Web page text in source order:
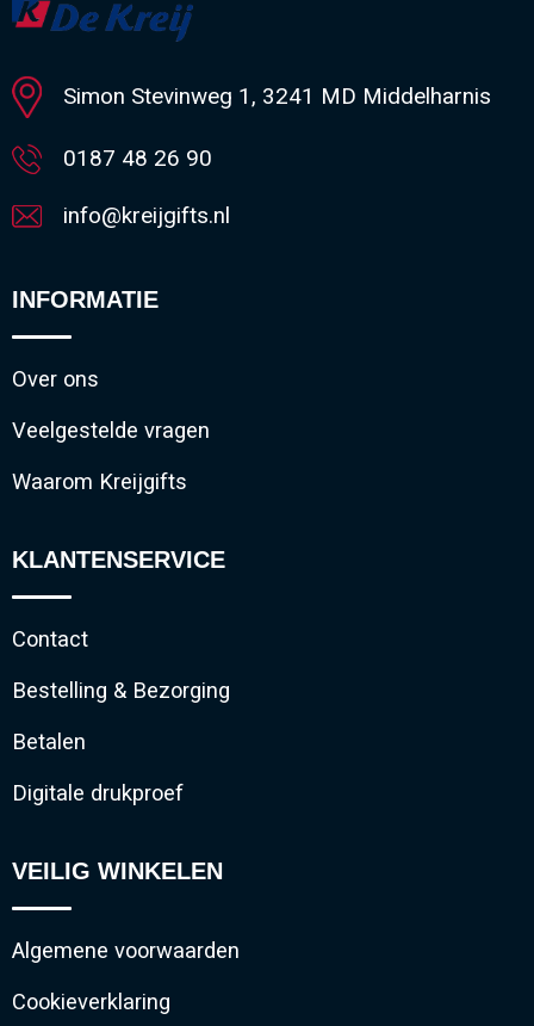
Simon Stevinweg 1, 3241 MD Middelharnis
0187 48 26 90
info@kreijgifts.nl
INFORMATIE
Over ons
Veelgestelde vragen
Waarom Kreijgifts
KLANTENSERVICE
Contact
Bestelling & Bezorging
Betalen
Digitale drukproef
VEILIG WINKELEN
Algemene voorwaarden
Cookieverklaring